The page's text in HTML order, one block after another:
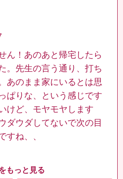
ん！あのあと帰宅したら
。先生の言う通り、打ち
あのまま家にいるとは思
ぱりな、という感じです
けど、モヤモヤします
ダウダしてないで次の目
すね、、
もっと見る